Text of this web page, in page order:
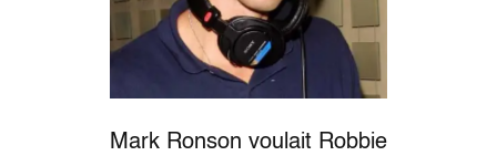
Mark Ronson voulait Robbie